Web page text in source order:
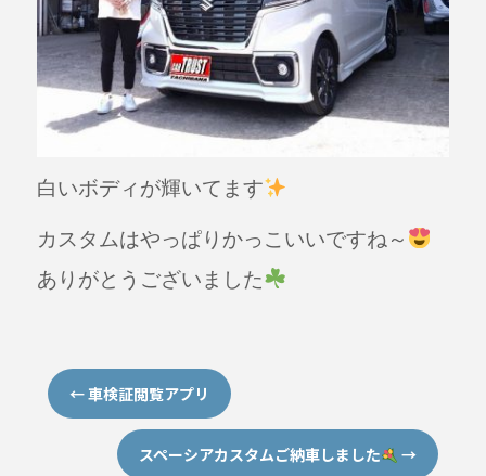
白いボディが輝いてます
カスタムはやっぱりかっこいいですね～
ありがとうございました
←車検証閲覧アプリ
スペーシアカスタムご納車しました →